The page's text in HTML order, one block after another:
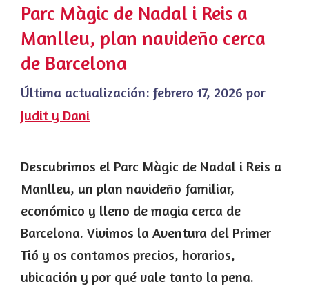
Parc Màgic de Nadal i Reis a
Manlleu, plan navideño cerca
de Barcelona
Última actualización: febrero 17, 2026 por
Judit y Dani
Descubrimos el Parc Màgic de Nadal i Reis a
Manlleu, un plan navideño familiar,
económico y lleno de magia cerca de
Barcelona. Vivimos la Aventura del Primer
Tió y os contamos precios, horarios,
ubicación y por qué vale tanto la pena.